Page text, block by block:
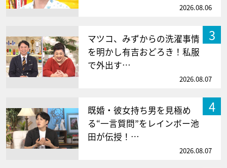
2026.08.06
3
マツコ、みずからの洗濯事情
を明かし有吉おどろき！私服
で外出す…
2026.08.07
4
既婚・彼女持ち男を見極め
る“一言質問”をレインボー池
田が伝授！…
2026.08.07